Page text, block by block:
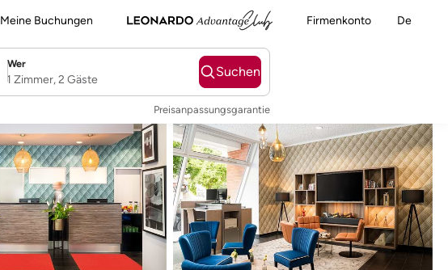
Meine Buchungen Firmenkonto De
Wer
Username
1 Zimmer, 2 Gäste
Suchen
Preisanpassungsgarantie